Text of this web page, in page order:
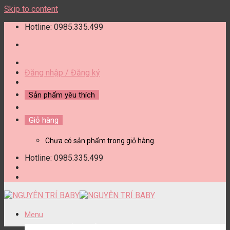
Skip to content
Hotline: 0985.335.499
Đăng nhập / Đăng ký
Sản phẩm yêu thích
Giỏ hàng
Chưa có sản phẩm trong giỏ hàng.
Hotline: 0985.335.499
Menu